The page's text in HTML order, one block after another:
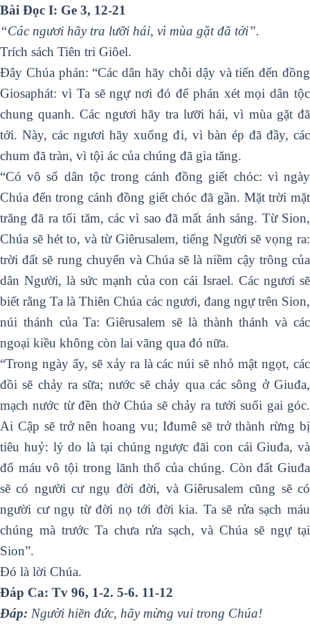
Bài Ðọc I: Ge 3, 12-21
“Các ngươi hãy tra lưỡi hái, vì mùa gặt đã tới”.
Trích sách Tiên tri Giôel.
Ðây Chúa phán: “Các dân hãy chỗi dậy và tiến đến đồng
Giosaphát: vì Ta sẽ ngự nơi đó để phán xét mọi dân tộc
chung quanh. Các ngươi hãy tra lưỡi hái, vì mùa gặt đã
tới. Này, các ngươi hãy xuống đi, vì bàn ép đã đầy, các
chum đã tràn, vì tội ác của chúng đã gia tăng.
“Có vô số dân tộc trong cánh đồng giết chóc: vì ngày
Chúa đến trong cánh đồng giết chóc đã gần. Mặt trời mặt
trăng đã ra tối tăm, các vì sao đã mất ánh sáng. Từ Sion,
Chúa sẽ hét to, và từ Giêrusalem, tiếng Người sẽ vọng ra:
trời đất sẽ rung chuyển và Chúa sẽ là niềm cậy trông của
dân Người, là sức mạnh của con cái Israel. Các ngươi sẽ
biết rằng Ta là Thiên Chúa các ngươi, đang ngự trên Sion,
núi thánh của Ta: Giêrusalem sẽ là thành thánh và các
ngoại kiều không còn lai vãng qua đó nữa.
“Trong ngày ấy, sẽ xảy ra là các núi sẽ nhỏ mật ngọt, các
đồi sẽ chảy ra sữa; nước sẽ chảy qua các sông ở Giuđa,
mạch nước từ đền thờ Chúa sẽ chảy ra tưới suối gai góc.
Ai Cập sẽ trở nên hoang vu; Iđumê sẽ trở thành rừng bị
tiêu huỷ: lý do là tại chúng ngược đãi con cái Giuđa, và
đổ máu vô tội trong lãnh thổ của chúng. Còn đất Giuđa
sẽ có người cư ngụ đời đời, và Giêrusalem cũng sẽ có
người cư ngụ từ đời nọ tới đời kia. Ta sẽ rửa sạch máu
chúng mà trước Ta chưa rửa sạch, và Chúa sẽ ngự tại
Sion”.
Ðó là lời Chúa.
Ðáp Ca: Tv 96, 1-2. 5-6. 11-12
Ðáp: Người hiền đức, hãy mừng vui trong Chúa!